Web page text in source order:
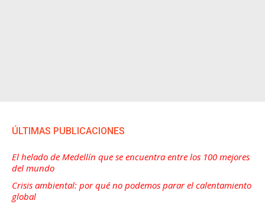
ÚLTIMAS PUBLICACIONES
El helado de Medellín que se encuentra entre los 100 mejores
del mundo
Crisis ambiental: por qué no podemos parar el calentamiento
global